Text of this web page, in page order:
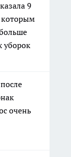
9
которым
уборок
очень